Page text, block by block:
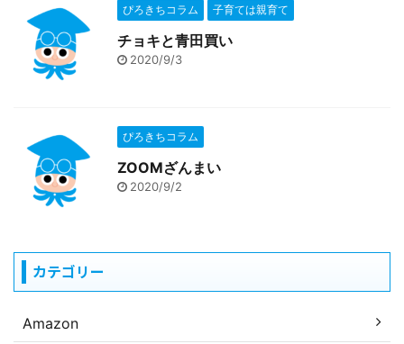
ぴろきちコラム 子育ては親育て
チョキと青田買い
2020/9/3
ぴろきちコラム
ZOOMざんまい
2020/9/2
カテゴリー
Amazon